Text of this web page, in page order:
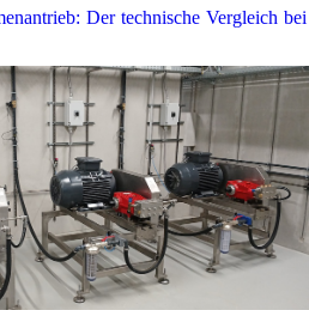
Der technische Vergleich bei